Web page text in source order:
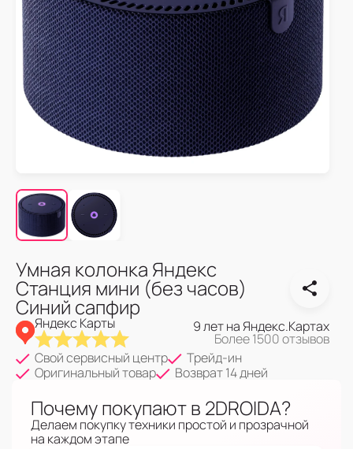
Умная колонка Яндекс
Станция мини (без часов)
Синий сапфир
Яндекс Карты 9 лет на Яндекс.Картах
Более 1500 отзывов
Свой сервисный центр
Трейд-ин
Оригинальный товар
Возврат 14 дней
Почему покупают в 2DROIDA?
Делаем покупку техники простой и прозрачной
на каждом этапе